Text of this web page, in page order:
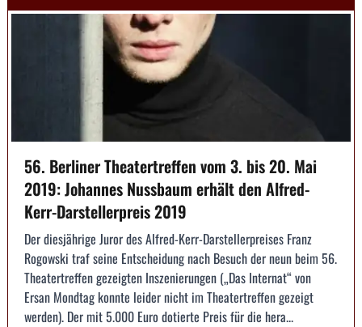
56. Berliner Theatertreffen vom 3. bis 20. Mai
2019: Johannes Nussbaum erhält den Alfred-
Kerr-Darstellerpreis 2019
Der diesjährige Juror des Alfred-Kerr-Darstellerpreises Franz
Rogowski traf seine Entscheidung nach Besuch der neun beim 56.
Theatertreffen gezeigten Inszenierungen („Das Internat“ von
Ersan Mondtag konnte leider nicht im Theatertreffen gezeigt
werden). Der mit 5.000 Euro dotierte Preis für die hera...